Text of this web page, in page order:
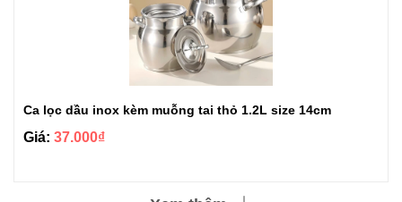
Ca lọc dầu inox kèm muỗng tai thỏ 1.2L size 14cm
Giá: 37.000₫